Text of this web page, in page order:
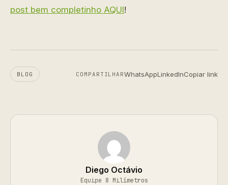
post bem completinho AQUI!
BLOG COMPARTILHARWhatsAppLinkedInCopiar link
Diego Octávio
Equipe 8 Milímetros